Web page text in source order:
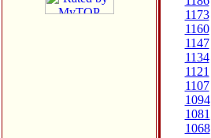
1173
1160
1147
1134
1121
1107
1094
1081
1068